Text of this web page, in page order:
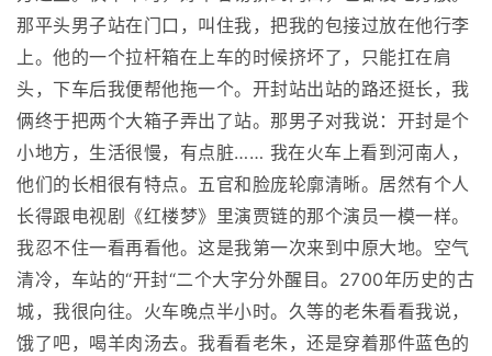
那平头男子站在门口，叫住我，把我的包接过放在他行李
上。他的一个拉杆箱在上车的时候挤坏了，只能扛在肩
头，下车后我便帮他拖一个。开封站出站的路还挺长，我
俩终于把两个大箱子弄出了站。那男子对我说：开封是个
小地方，生活很慢，有点脏…… 我在火车上看到河南人，
他们的长相很有特点。五官和脸庞轮廓清晰。居然有个人
长得跟电视剧《红楼梦》里演贾链的那个演员一模一样。
我忍不住一看再看他。这是我第一次来到中原大地。空气
清冷，车站的“开封“二个大字分外醒目。2700年历史的古
城，我很向往。火车晚点半小时。久等的老朱看看我说，
饿了吧，喝羊肉汤去。我看看老朱，还是穿着那件蓝色的